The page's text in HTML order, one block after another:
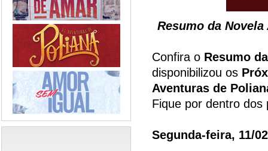
Resumo da
Confira o Resumo
disponibilizou os
Aventuras de
Fique por dentro dos
Segunda-feira, 11/